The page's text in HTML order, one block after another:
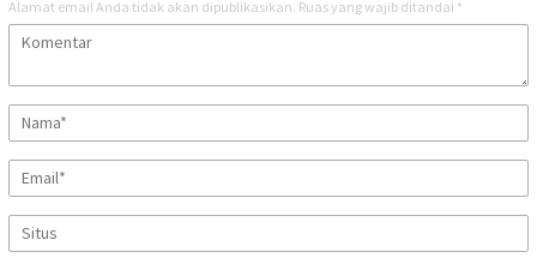
Alamat email Anda tidak akan dipublikasikan. Ruas yang wajib ditandai *